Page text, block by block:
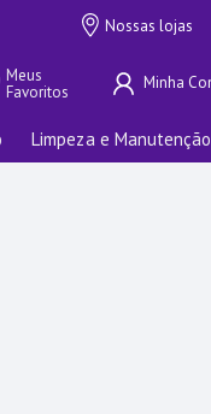
Nossas lojas
Meus
Favoritos
Limpeza e Manutenção